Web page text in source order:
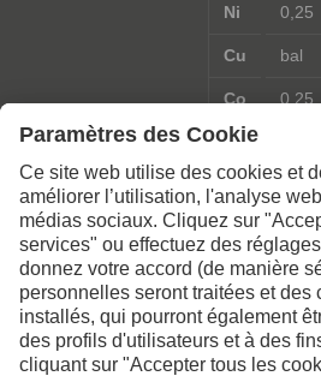
Ni
Cu
Co
0,25
bal
0,25
Contactez-
plus amples